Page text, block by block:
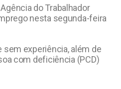
do Trabalhador
nesta segunda-feira
experiência, além de
com deficiência (PCD)